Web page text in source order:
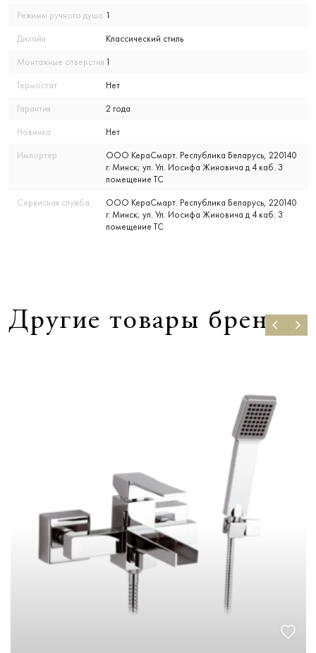
Режимы ручного душа 1
Дизайн Классический стиль
Монтажные отверстия 1
Термостат Нет
Гарантия 2 года
Новинка Нет
Импортер
ООО КераСмарт. Республика Беларусь, 220140
г. Минск; ул. Ул. Иосифа Жиновича д 4 каб. 3
помещение ТС
Сервисная служба
ООО КераСмарт. Республика Беларусь, 220140
г. Минск; ул. Ул. Иосифа Жиновича д 4 каб. 3
помещение ТС
Другие товары бренда